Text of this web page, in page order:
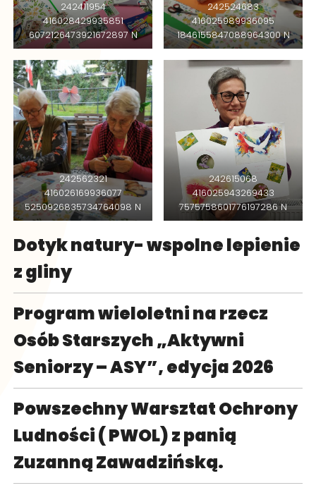
Dotyk natury- wspolne lepienie
z gliny
Program wieloletni na rzecz
Osób Starszych „Aktywni
Seniorzy – ASY”, edycja 2026
Powszechny Warsztat Ochrony
Ludności ( PWOL) z panią
Zuzanną Zawadzińską.
242411954
416028429935851
6072126473921672897 N
242524683
416025989936095
1846155847088964300 N
242562321
416026169936077
5250926835734764098 N
242615068
416025943269433
7575758601776197286 N